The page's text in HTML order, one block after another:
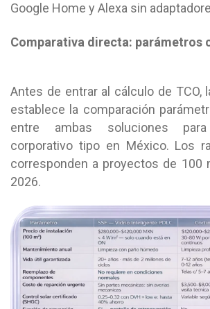
Google Home y Alexa sin
Comparativa directa: parámetros
Antes de entrar al cálculo de TCO,
establece la comparación
entre ambas soluciones
corporativo tipo en México. Los
corresponden a proyectos de 100
2026.